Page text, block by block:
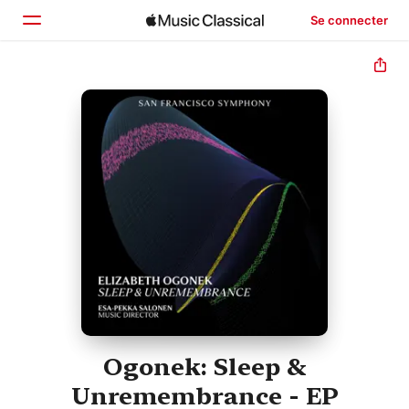
Se connecter
Accueil
Parcourir
Rechercher
Ogonek: Sleep &
Unremembrance - EP